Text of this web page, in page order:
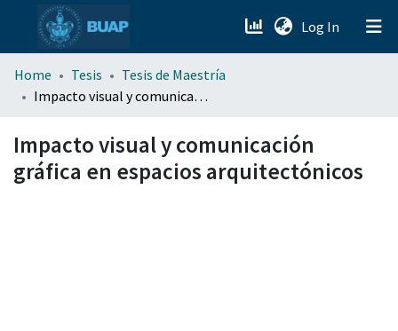
Log In (current)
menu.section.about_menu
Home Tesis
Tesis de Maestría
Impacto visual y comunicación gráfica en espacios arquitectónicos
Impacto visual y comunicación
gráfica en espacios arquitectónicos